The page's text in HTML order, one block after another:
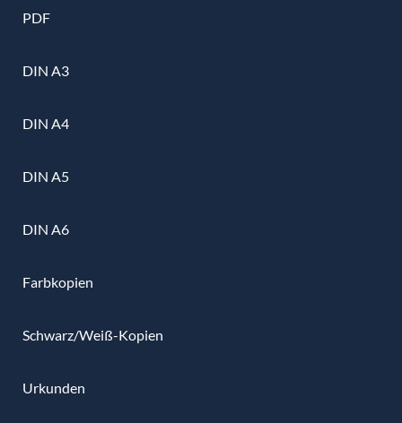
PDF
DIN A3
DIN A4
DIN A5
DIN A6
Farbkopien
Schwarz/Weiß-Kopien
Urkunden